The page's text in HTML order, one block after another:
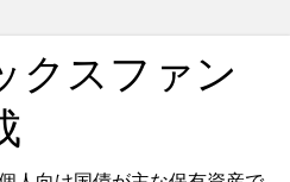
クスファン